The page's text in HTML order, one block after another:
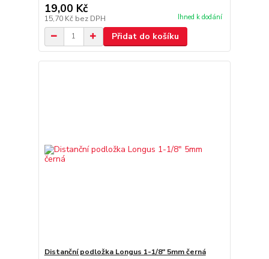
19,00 Kč
15,70 Kč bez DPH Ihned k dodání
Přidat do košíku
Distanční podložka Longus 1-1/8" 5mm černá